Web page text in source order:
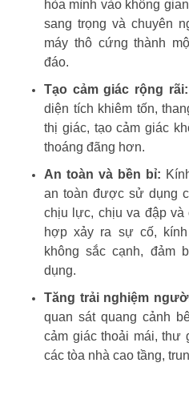
hòa mình vào không
sang trọng và chuyên
máy thô cứng thành
đáo.
Tạo cảm giác rộng rãi:
diện tích khiêm tốn,
thị giác, tạo cảm giác
thoáng đãng hơn.
An toàn và bền bỉ:
an toàn được sử dụng
chịu lực, chịu va đập và
hợp xảy ra sự cố,
không sắc cạnh, đảm
dụng.
Tăng trải nghiệm
quan sát quang cảnh
cảm giác thoải mái, thư
các tòa nhà cao tầng,